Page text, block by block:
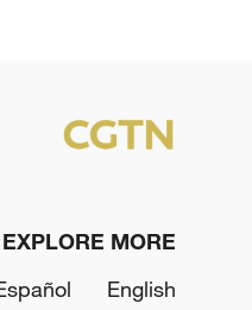
EXPLORE MORE
English